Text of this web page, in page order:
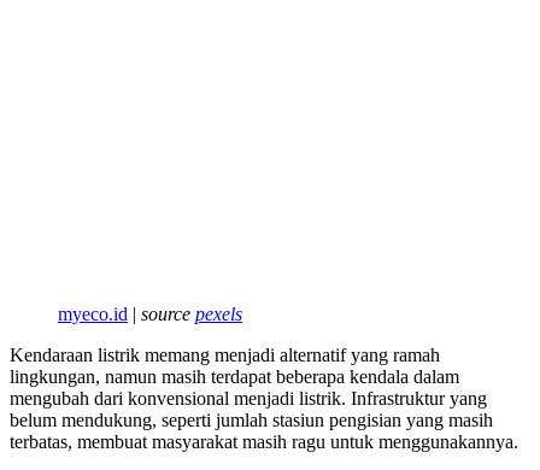
myeco.id | source pexels
Kendaraan listrik memang menjadi alternatif yang ramah
lingkungan, namun masih terdapat beberapa kendala dalam
mengubah dari konvensional menjadi listrik. Infrastruktur yang
belum mendukung, seperti jumlah stasiun pengisian yang masih
terbatas, membuat masyarakat masih ragu untuk menggunakannya.